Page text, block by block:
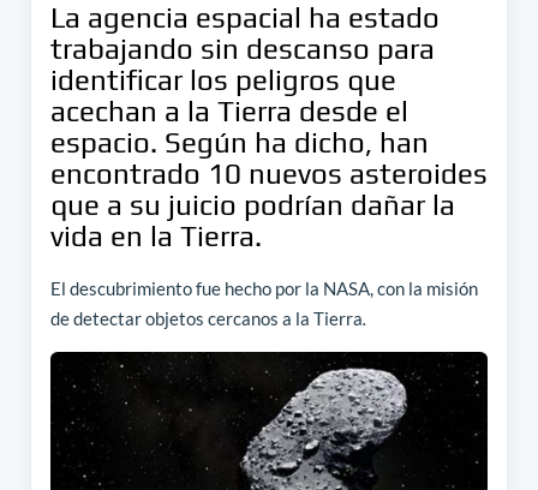
La agencia espacial ha estado
trabajando sin descanso para
identificar los peligros que
acechan a la Tierra desde el
espacio. Según ha dicho, han
encontrado 10 nuevos asteroides
que a su juicio podrían dañar la
vida en la Tierra.
El descubrimiento fue hecho por la NASA, con la misión
de detectar objetos cercanos a la Tierra.